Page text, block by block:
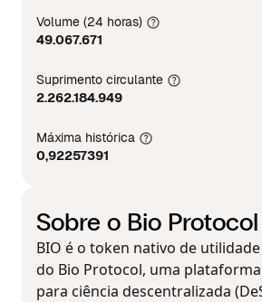
Volume (24 horas)
49.067.671
Suprimento circulante
2.262.184.949
Máxima histórica
0,92257391
Sobre o Bio Protocol
BIO é o token nativo de
do Bio Protocol, uma
para ciência descentralizada